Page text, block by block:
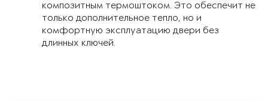
композитным термоштоком. Это обеспечит не
только дополнительное тепло, но и
комфортную эксплуатацию двери без
длинных ключей.